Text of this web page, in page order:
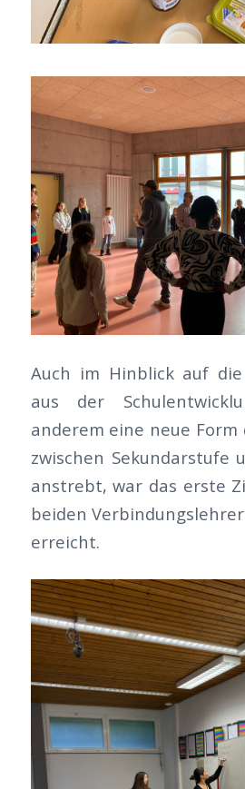
Auch im Hinblick auf
aus der
anderem eine neue
zwischen Sekundarstufe
anstrebt, war das erste
beiden
erreicht.